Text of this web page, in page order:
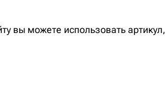
вы можете использовать артикул,